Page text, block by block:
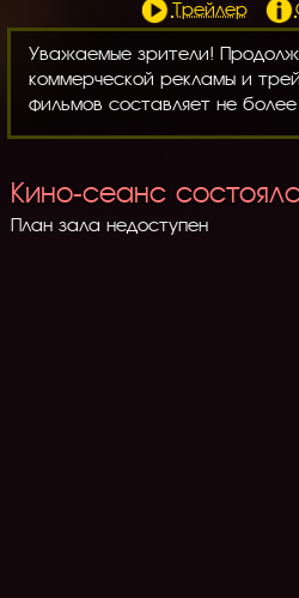
Трейлер
Уважаемые зрители!
коммерческой рекламы и
фильмов составляет не более
Кино-сеанс
План зала недоступен